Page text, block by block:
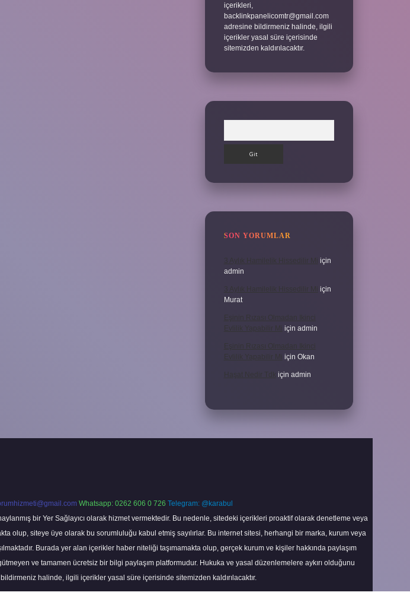
içerikleri,
backlinkpanelicomtr@gmail.com
adresine bildirmeniz halinde, ilgili
içerikler yasal süre içerisinde
sitemizden kaldırılacaktır.
SON YORUMLAR
3 Aylık Hamilelik Hissedilir Mi
için
admin
3 Aylık Hamilelik Hissedilir Mi için
Murat
Eşinin Rızası Olmadan Ikinci
Evlilik Yapabilir Mi için admin
Eşinin Rızası Olmadan Ikinci
Evlilik Yapabilir Mi için Okan
Haşat Nedir Tdk için admin
Whatsapp: 0262 606 0 726 Telegram: @karabul
bir Yer Sağlayıcı olarak hizmet vermektedir. Bu nedenle, sitedeki içerikleri proaktif olarak denetleme veya
olup, siteye üye olarak bu sorumluluğu kabul etmiş sayılırlar. Bu internet sitesi, herhangi bir marka, kurum veya
Burada yer alan içerikler haber niteliği taşımamakta olup, gerçek kurum ve kişiler hakkında paylaşım
ve tamamen ücretsiz bir bilgi paylaşım platformudur. Hukuka ve yasal düzenlemelere aykırı olduğunu
halinde, ilgili içerikler yasal süre içerisinde sitemizden kaldırılacaktır.